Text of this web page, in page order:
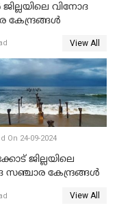
വിനോദ
കേന്ദ്രങ്ങൾ
View All
On 24-09-2024
ജില്ലയിലെ
സഞ്ചാര കേന്ദ്രങ്ങൾ
View All